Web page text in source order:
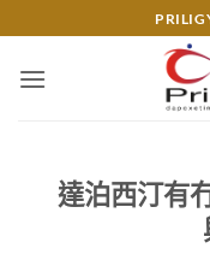
content
達泊西汀有